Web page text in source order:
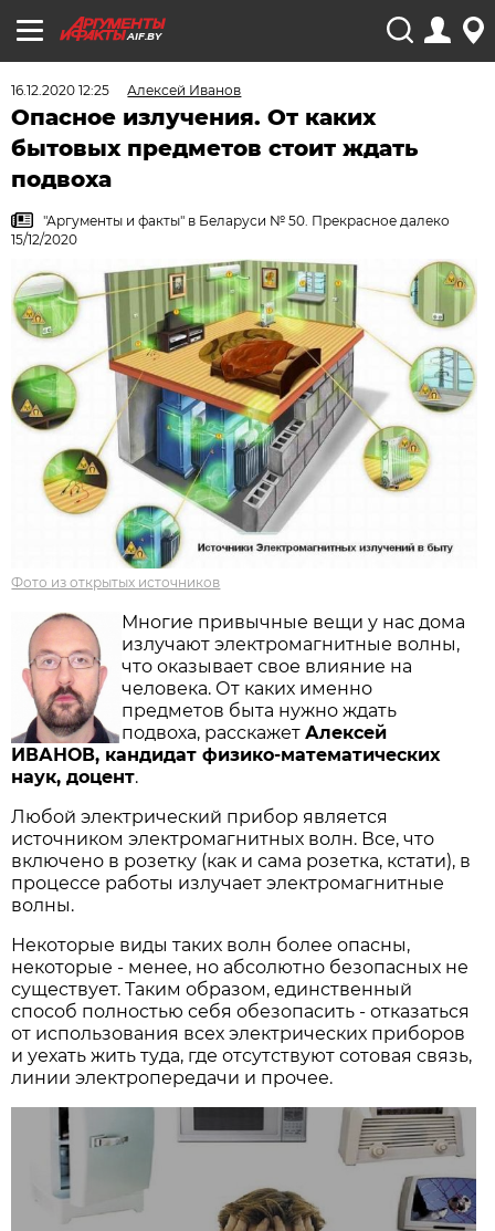
AIF.BY
16.12.2020 12:25 Алексей Иванов
Опасное излучения. От каких
бытовых предметов стоит ждать
подвоха
"Аргументы и факты" в Беларуси № 50. Прекрасное далеко
15/12/2020
Фото из открытых источников
Многие привычные вещи у нас дома
излучают электромагнитные волны,
что оказывает свое влияние на
человека. От каких именно
предметов быта нужно ждать
подвоха, расскажетАлексей
ИВАНОВ, кандидат физико-математических
наук, доцент.
Любой электрический прибор является
источником электромагнитных волн. Все, что
включено в розетку (как и сама розетка, кстати), в
процессе работы излучает электромагнитные
волны.
Некоторые виды таких волн более опасны,
некоторые - менее, но абсолютно безопасных не
существует. Таким образом, единственный
способ полностью себя обезопасить - отказаться
от использования всех электрических приборов
и уехать жить туда, где отсутствуют сотовая связь,
линии электропередачи и прочее.